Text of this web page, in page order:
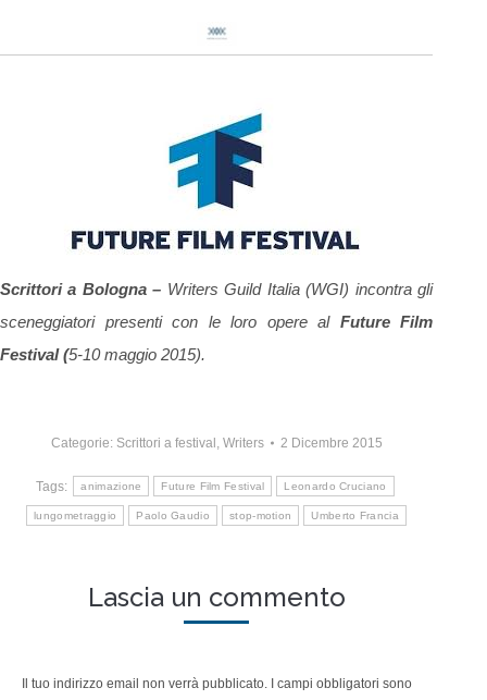
Scrittori a Bologna – Writers Guild Italia (WGI) incontra gli
sceneggiatori presenti con le loro opere al Future Film
Festival (5-10 maggio 2015).
Categorie: Scrittori a festival, Writers 2 Dicembre 2015
Tags: animazione Future Film Festival Leonardo Cruciano
lungometraggio Paolo Gaudio stop-motion Umberto Francia
Lascia un commento
Il tuo indirizzo email non verrà pubblicato. I campi obbligatori sono